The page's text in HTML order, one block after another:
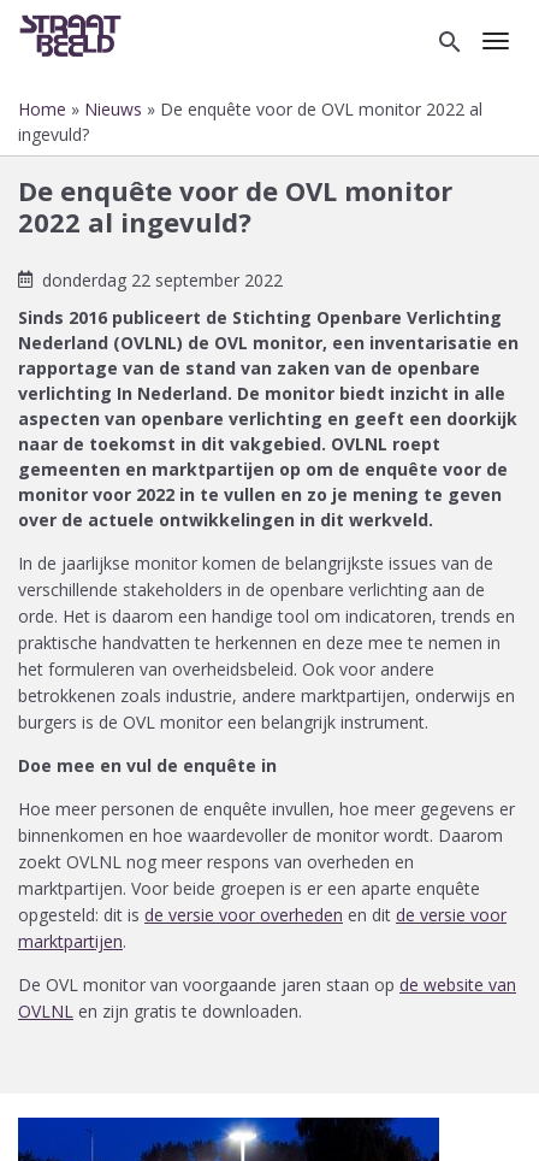
Overslaan
inhoud
gaan
search
Kruimelpad
Home Nieuws
De enquête voor de OVL monitor 2022 al
ingevuld?
De enquête voor de OVL monitor
2022 al ingevuld?
donderdag 22 september 2022
Sinds 2016 publiceert de Stichting Openbare Verlichting
Nederland (OVLNL) de OVL monitor, een inventarisatie en
rapportage van de stand van zaken van de openbare
verlichting In Nederland. De monitor biedt inzicht in alle
aspecten van openbare verlichting en geeft een doorkijk
naar de toekomst in dit vakgebied. OVLNL roept
gemeenten en marktpartijen op om de enquête voor de
monitor voor 2022 in te vullen en zo je mening te geven
over de actuele ontwikkelingen in dit werkveld.
In de jaarlijkse monitor komen de belangrijkste issues van de
verschillende stakeholders in de openbare verlichting aan de
orde. Het is daarom een handige tool om indicatoren, trends en
praktische handvatten te herkennen en deze mee te nemen in
het formuleren van overheidsbeleid. Ook voor andere
betrokkenen zoals industrie, andere marktpartijen, onderwijs en
burgers is de OVL monitor een belangrijk instrument.
Doe mee en vul de enquête in
Hoe meer personen de enquête invullen, hoe meer gegevens er
binnenkomen en hoe waardevoller de monitor wordt. Daarom
zoekt OVLNL nog meer respons van overheden en
marktpartijen. Voor beide groepen is er een aparte enquête
opgesteld: dit is de versie voor overheden en dit de versie voor
marktpartijen.
De OVL monitor van voorgaande jaren staan op de website van
OVLNL en zijn gratis te downloaden.